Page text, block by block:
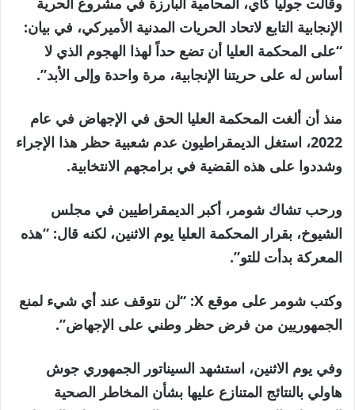
الإنجابية التابع لاتحاد الحريات المدنية الأميركي، في بيان:
“على المحكمة العليا أن تضع حداً لهذا الهجوم الذي لا
أساس له على حريتنا الإنجابية، مرة واحدة وإلى الأبد”.
منذ أن ألغت المحكمة العليا الحق في الإجهاض في عام
2022، استغل الديمقراطيون عدم شعبية حظر هذا الإجراء
وشددوا على هذه القضية في برامجهم الانتخابية.
ورحب تشاك شومر، أكبر الديمقراطيين في مجلس
الشيوخ، بقرار المحكمة العليا يوم الاثنين، لكنه قال: “هذه
المعركة بدأت للتو”.
وكتب شومر على موقع X: “لن نتوقف عند أي شيء لمنع
الجمهوريين من فرض حظر وطني على الإجهاض”.
وفي يوم الاثنين، استشهد السيناتور الجمهوري جوش
هاولي بالنتائج المتنازع عليها بشأن المخاطر الصحية